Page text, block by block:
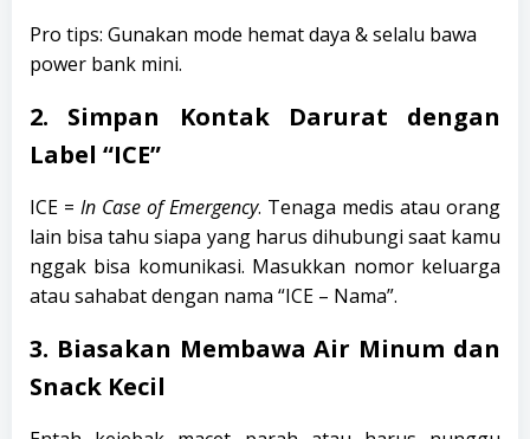
Pro tips: Gunakan mode hemat daya & selalu bawa
power bank mini.
2. Simpan Kontak Darurat dengan
Label “ICE”
ICE = In Case of Emergency. Tenaga medis atau orang
lain bisa tahu siapa yang harus dihubungi saat kamu
nggak bisa komunikasi. Masukkan nomor keluarga
atau sahabat dengan nama “ICE – Nama”.
3. Biasakan Membawa Air Minum dan
Snack Kecil